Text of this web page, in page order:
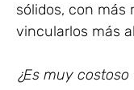
sólidos, con más
vincularlos más
¿Es muy